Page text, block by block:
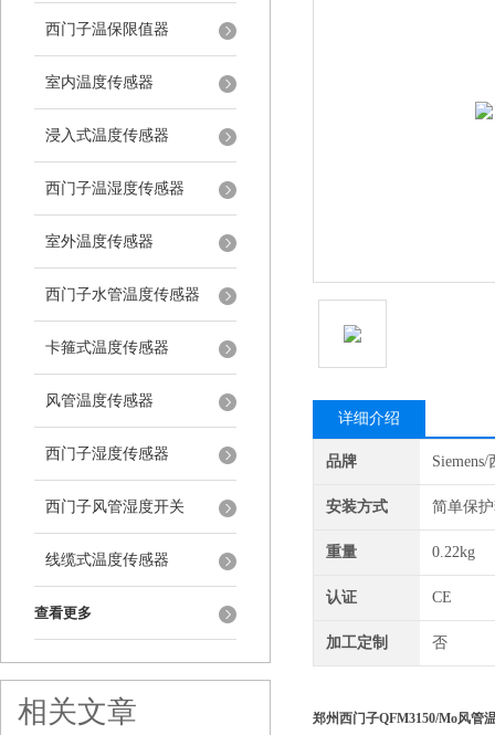
西门子温保限值器
室内温度传感器
浸入式温度传感器
西门子温湿度传感器
室外温度传感器
西门子水管温度传感器
卡箍式温度传感器
风管温度传感器
西门子湿度传感器
西门子风管湿度开关
线缆式温度传感器
查看更多
相关文章
详细介绍
品牌
安装方式 简单保
重量 0.22kg
认证 CE
加工定制 否
郑州西门子QFM3150/Mo风管